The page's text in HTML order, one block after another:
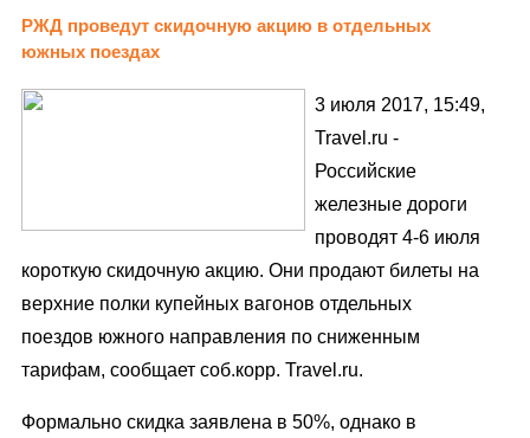
РЖД проведут скидочную акцию в отдельных
южных поездах
3 июля 2017, 15:49,
Travel.ru -
Российские
железные дороги
проводят 4-6 июля
короткую скидочную акцию. Они продают билеты на
верхние полки купейных вагонов отдельных
поездов южного направления по сниженным
тарифам, сообщает соб.корр. Travel.ru.
Формально скидка заявлена в 50%, однако в